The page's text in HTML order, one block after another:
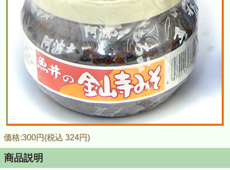
価格:300円(税込 324円)
商品説明